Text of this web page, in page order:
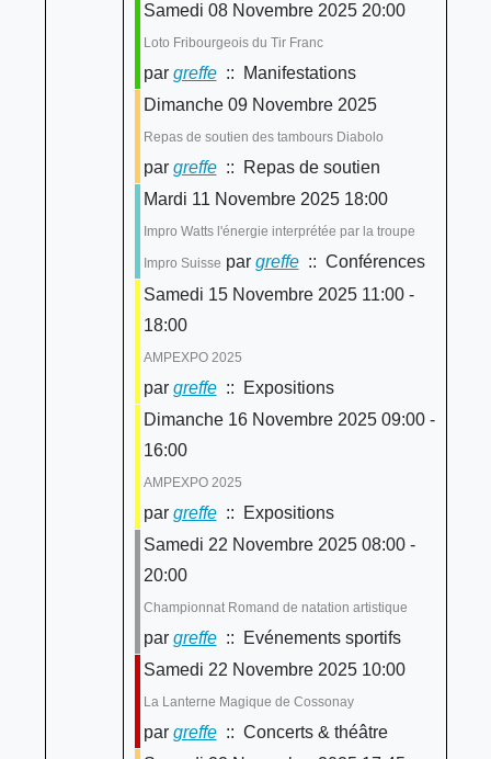
Samedi 08 Novembre 2025 20:00
Loto Fribourgeois du Tir Franc
par greffe:: Manifestations
Dimanche 09 Novembre 2025
Repas de soutien des tambours Diabolo
par greffe:: Repas de soutien
Mardi 11 Novembre 2025 18:00
Impro Watts l'énergie interprétée par la troupe
Impro Suisse par greffe:: Conférences
Samedi 15 Novembre 2025 11:00 -
18:00
AMPEXPO 2025
par greffe:: Expositions
Dimanche 16 Novembre 2025 09:00 -
16:00
AMPEXPO 2025
par greffe:: Expositions
Samedi 22 Novembre 2025 08:00 -
20:00
Championnat Romand de natation artistique
par greffe:: Evénements sportifs
Samedi 22 Novembre 2025 10:00
La Lanterne Magique de Cossonay
par greffe:: Concerts & théâtre